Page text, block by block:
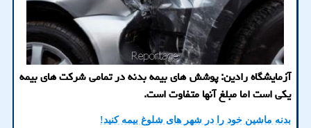
آزمایشگاه رادین: پوشش های بیمه بدنه در تمامی شرکت های بیمه
یکی است اما مبلغ آنها متفاوت است.
بدنه ماشین خود را در شهر های شلوغ بیمه کنید!